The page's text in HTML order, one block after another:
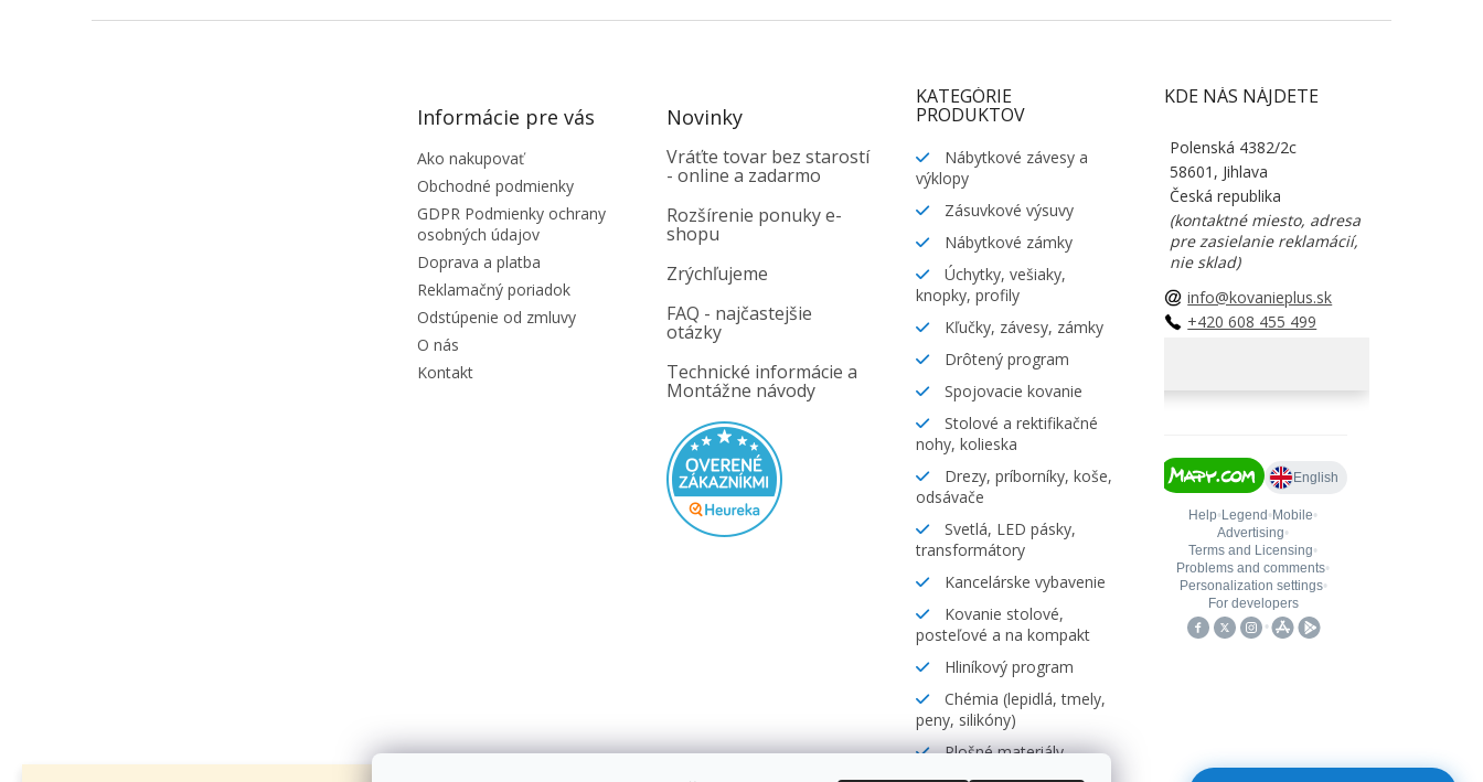
Informácie pre vás
Ako nakupovať
Obchodné podmienky
GDPR Podmienky ochrany
osobných údajov
Doprava a platba
Reklamačný poriadok
Odstúpenie od zmluvy
O nás
Kontakt
Novinky
Vráťte tovar bez starostí
- online a zadarmo
Rozšírenie ponuky e-
shopu
Zrýchľujeme
FAQ - najčastejšie
otázky
Technické informácie a
Montážne návody
KATEGÓRIE
PRODUKTOV
Nábytkové závesy a
výklopy
Zásuvkové výsuvy
Nábytkové zámky
Úchytky, vešiaky,
knopky, profily
Kľučky, závesy, zámky
Drôtený program
Spojovacie kovanie
Stolové a rektifikačné
nohy, kolieska
Drezy, príborníky, koše,
odsávače
Svetlá, LED pásky,
transformátory
Kancelárske vybavenie
Kovanie stolové,
posteľové a na kompakt
Hliníkový program
Chémia (lepidlá, tmely,
peny, silikóny)
Plošné materiály,
KDE NÁS NÁJDETE
Polenská 4382/2c
58601, Jihlava
Česká republika
(kontaktné miesto, adresa
pre zasielanie reklamácií,
nie sklad)
info@kovanieplus.sk
+420 608 455 499